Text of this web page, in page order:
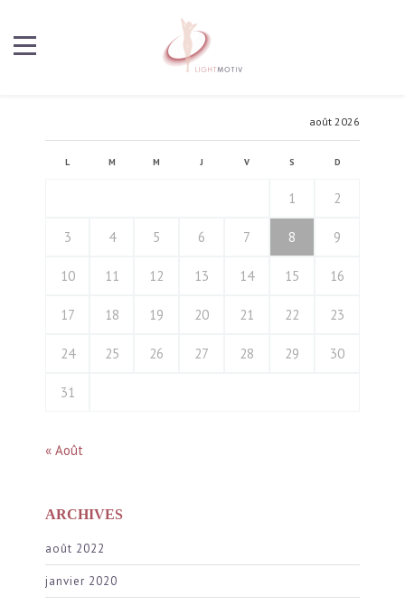
août 2026
L M M J V S D
1 2
3 4 5 6 7 8 9
10 11 12 13 14 15 16
17 18 19 20 21 22 23
24 25 26 27 28 29 30
31
« Août
ARCHIVES
août 2022
janvier 2020